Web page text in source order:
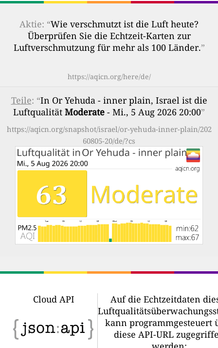
Aktie: “Wie verschmutzt ist die Luft heute?
Überprüfen Sie die Echtzeit-Karten zur
Luftverschmutzung für mehr als 100 Länder.”
https://aqicn.org/here/de/
Teile: “In Or Yehuda - inner plain, Israel ist die
Luftqualität Moderate - Mi., 5 Aug 2026 20:00”
https://aqicn.org/snapshot/israel/or-yehuda-inner-plain/202
60805-20/de/?cs
Cloud API
Auf die Echtzeitdaten
kann programmgesteuert
diese API-URL